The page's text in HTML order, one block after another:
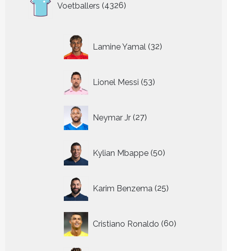
Voetballers 4326
producten
Lamine Yamal 32
producten
Lionel Messi 53
producten
Neymar Jr 27
producten
Kylian Mbappe 50
producten
Karim Benzema 25
producten
Cristiano Ronaldo 60
producten